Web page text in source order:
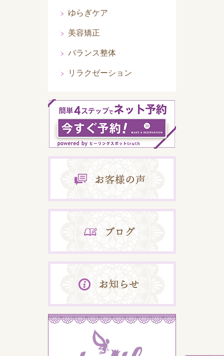
ゆらぎケア
美容矯正
バランス整体
リラクゼーション